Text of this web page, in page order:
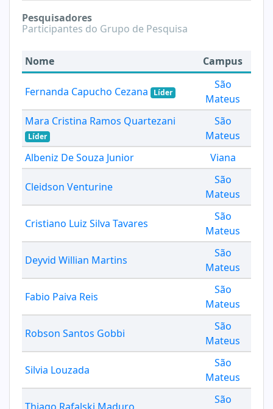
Pesquisadores
Participantes do Grupo de Pesquisa
Nome Campus
Fernanda Capucho Cezana Líder
São
Mateus
Mara Cristina Ramos Quartezani
Líder
São
Mateus
Albeniz De Souza Junior
Viana
Cleidson Venturine
São
Mateus
Cristiano Luiz Silva Tavares
São
Mateus
Deyvid Willian Martins
São
Mateus
Fabio Paiva Reis
São
Mateus
Robson Santos Gobbi
São
Mateus
Silvia Louzada
São
Mateus
São